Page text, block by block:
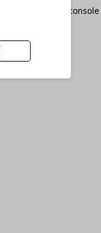
browser console